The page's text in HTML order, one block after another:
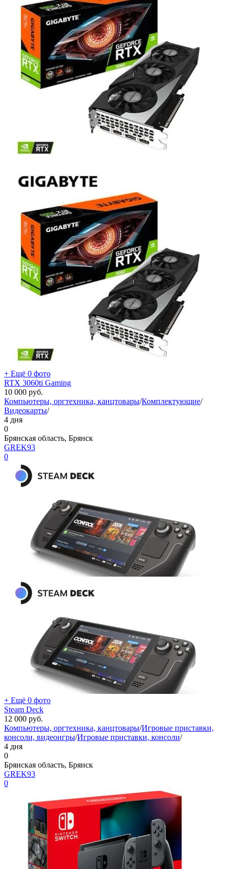
+ Ещё 0 фото
RTX 3060ti Gaming
10 000 руб.
Компьютеры, оргтехника, канцтовары/Комплектующие/
Видеокарты/
4 дня
0
Брянская область, Брянск
GREK93
0
+ Ещё 0 фото
Steam Deck
12 000 руб.
Компьютеры, оргтехника, канцтовары/Игровые приставки,
консоли, видеоигры/Игровые приставки, консоли/
4 дня
0
Брянская область, Брянск
GREK93
0